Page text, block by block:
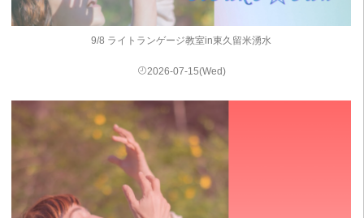
9/8 ライトランゲージ教室in東久留米湧水
2026-07-15(Wed)